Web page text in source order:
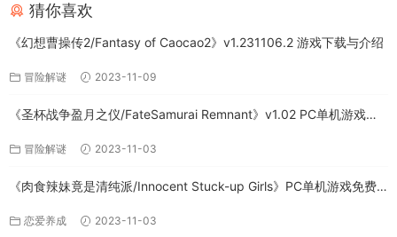
猜你喜欢
《幻想曹操传2/Fantasy of Caocao2》v1.231106.2 游戏下载与介绍
冒险解谜 2023-11-09
《圣杯战争盈月之仪/FateSamurai Remnant》v1.02 PC单机游戏下
冒险解谜 2023-11-03
《肉食辣妹竟是清纯派/Innocent Stuck-up Girls》PC单机游戏免费
恋爱养成 2023-11-03